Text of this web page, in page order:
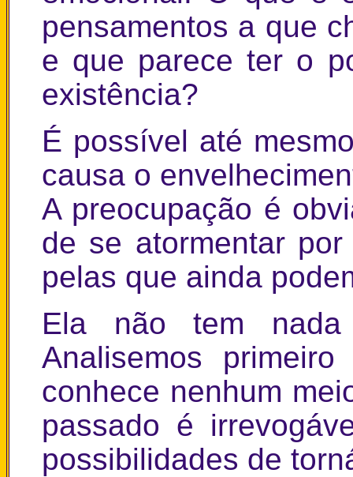
pensamentos a que
e que parece ter o
existência?
É possível até
causa o
A preocupação é
de se atormentar
pelas que ainda
Ela não tem
Analisemos
conhece nenhum
passado é
possibilidades de